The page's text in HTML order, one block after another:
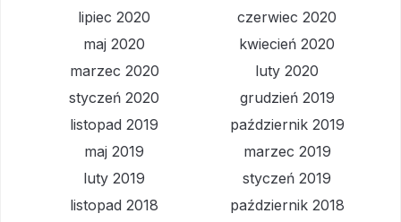
lipiec 2020
czerwiec 2020
maj 2020
kwiecień 2020
marzec 2020
luty 2020
styczeń 2020
grudzień 2019
listopad 2019
październik 2019
maj 2019
marzec 2019
luty 2019
styczeń 2019
listopad 2018
październik 2018